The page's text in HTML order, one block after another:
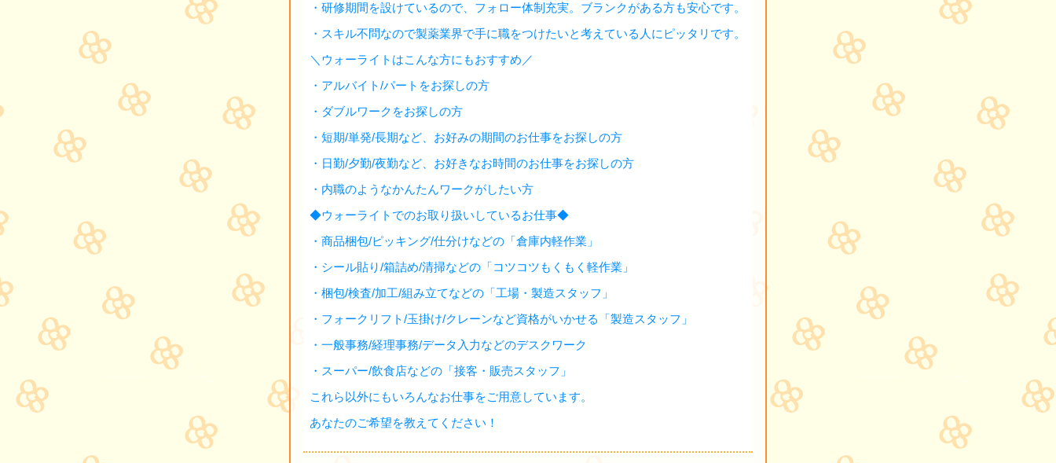
・研修期間を設けているので、フォロー体制充実。ブランクがある方も安心です。
・スキル不問なので製薬業界で手に職をつけたいと考えている人にピッタリです。
＼ウォーライトはこんな方にもおすすめ／
・アルバイト/パートをお探しの方
・ダブルワークをお探しの方
・短期/単発/長期など、お好みの期間のお仕事をお探しの方
・日勤/夕勤/夜勤など、お好きなお時間のお仕事をお探しの方
・内職のようなかんたんワークがしたい方
◆ウォーライトでのお取り扱いしているお仕事◆
・商品梱包/ピッキング/仕分けなどの「倉庫内軽作業」
・シール貼り/箱詰め/清掃などの「コツコツもくもく軽作業」
・梱包/検査/加工/組み立てなどの「工場・製造スタッフ」
・フォークリフト/玉掛け/クレーンなど資格がいかせる「製造スタッフ」
・一般事務/経理事務/データ入力などのデスクワーク
・スーパー/飲食店などの「接客・販売スタッフ」
これら以外にもいろんなお仕事をご用意しています。
あなたのご希望を教えてください！